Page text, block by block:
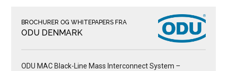
BROCHURER OG WHITEPAPERS FRA
ODU DENMARK
ODU MAC Black-Line Mass Interconnect System –